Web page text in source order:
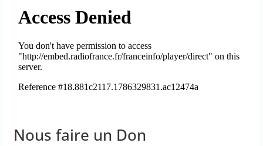
Nous faire un Don